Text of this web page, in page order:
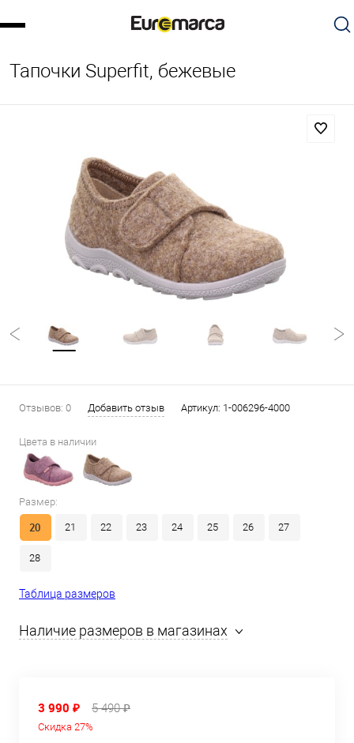
Тапочки Superfit, бежевые
Отзывов: 0 Добавить отзыв Артикул: 1-006296-4000
Цвета в наличии
Размер:
20 21 22 23 24 25 26 27
28
Таблица размеров
Наличие размеров в магазинах
3 990 ₽ 5 490 ₽
Скидка 27%